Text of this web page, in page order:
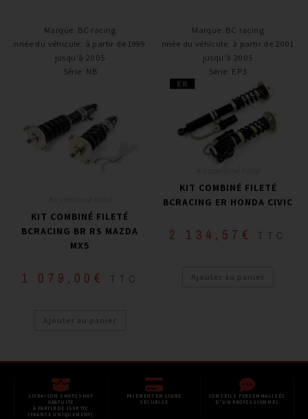
Marque: BC racing
Année du véhicule: à partir de 1999 /
jusqu’à 2005
Série: NB
KIT COMBINÉ FILETÉ
BCRACING BR RS MAZDA
MX5
1 079,00 € TTC
Ajouter au panier
Marque: BC racing
Année du véhicule: à partir de 2001 /
jusqu’à 2005
Série: EP3
KIT COMBINÉ FILETÉ
BCRACING ER HONDA CIVIC
2 134,57 € TTC
Ajouter au panier
LIVRAISON SHOP2SHOP
GRATUITE
À PARTIR DE 350€ TTC
(FRANCE UNIQUEMENT)
PAIEMENT EN LIGNE
SÉCURISÉ
CONSEILS PERSONNALISÉS
D'UN PROFESSIONNEL